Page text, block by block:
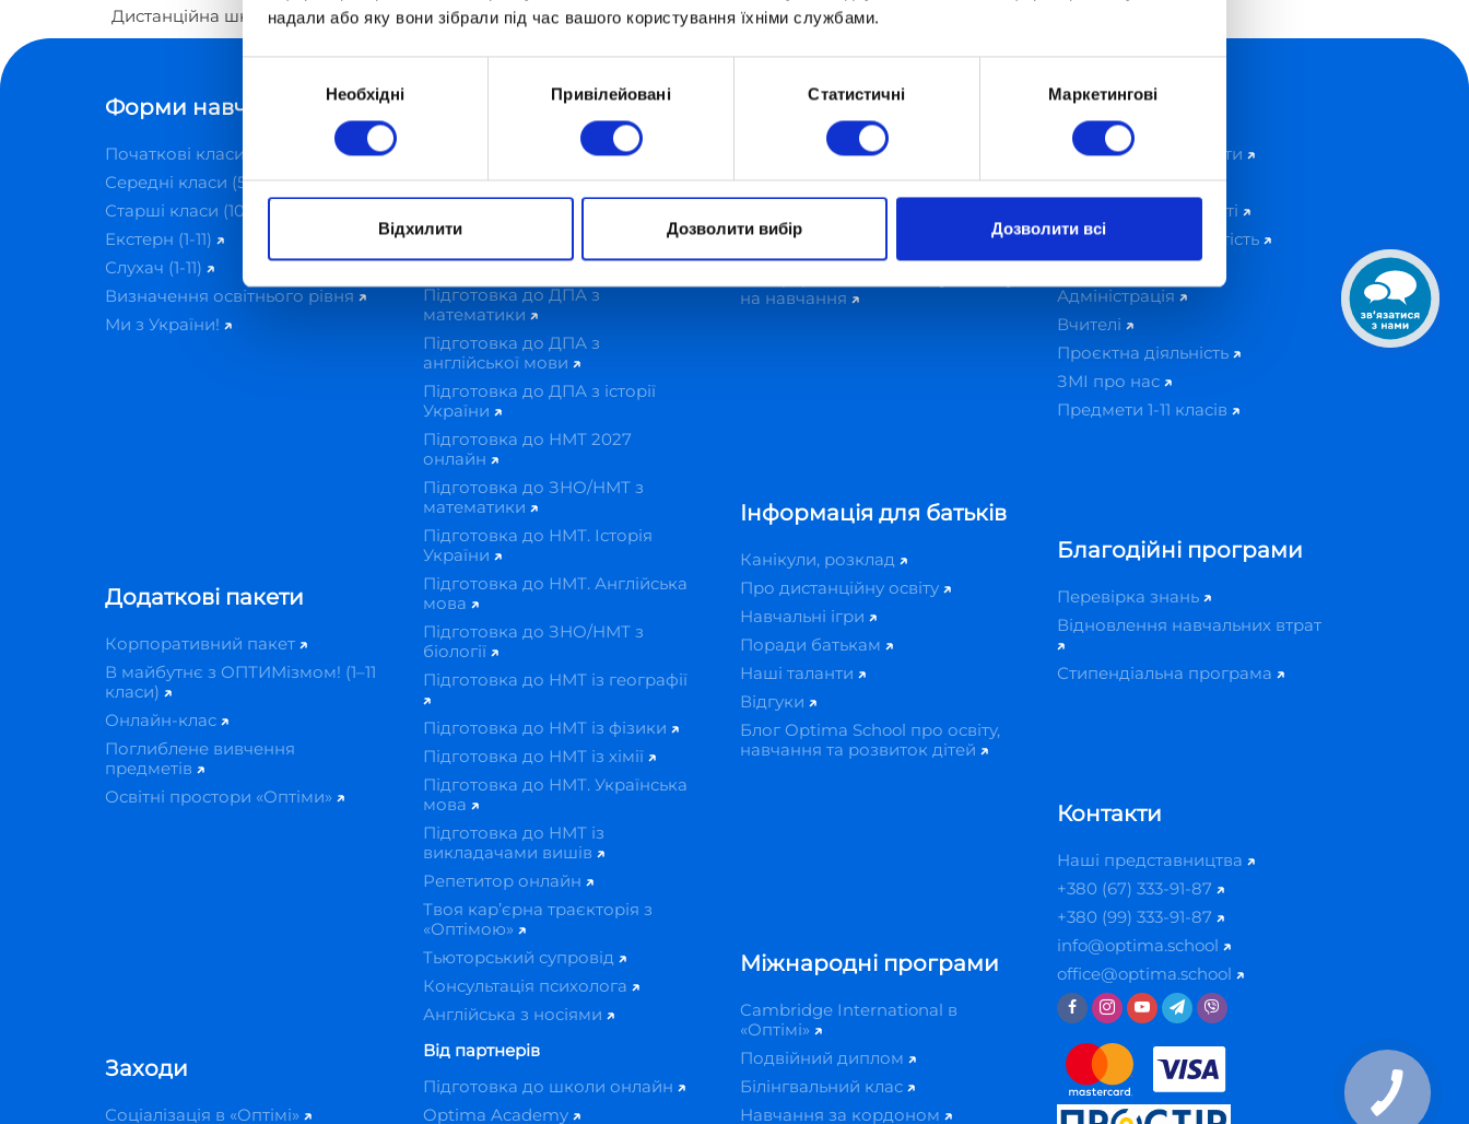
надали або яку вони зібрали під час вашого користування їхніми службами.
Необхідні Привілейовані Статистичні Маркетингові
Відхилити Дозволити вибір Дозволити всі
Дистанційна школа «Оптіма» Вчителі Любов Ігорівна
Форми навчання
Початкові класи (1-4)
Середні класи (5-9)
Старші класи (10-11)
Екстерн (1-11)
Слухач (1-11)
Визначення освітнього рівня
Ми з України!
Додаткові пакети
Корпоративний пакет
В майбутнє з ОПТИМізмом! (1–11
класи)
Онлайн-клас
Поглиблене вивчення
предметів
Освітні простори «Оптіми»
Заходи
Соціалізація в «Оптімі»
Курси й дозвілля
української мови
Підготовка до ДПА з
математики
Підготовка до ДПА з
англійської мови
Підготовка до ДПА з історії
України
Підготовка до НМТ 2027
онлайн
Підготовка до ЗНО/НМТ з
математики
Підготовка до НМТ. Історія
України
Підготовка до НМТ. Англійська
мова
Підготовка до ЗНО/НМТ з
біології
Підготовка до НМТ із географії
Підготовка до НМТ із фізики
Підготовка до НМТ із хімії
Підготовка до НМТ. Українська
мова
Підготовка до НМТ із
викладачами вишів
Репетитор онлайн
Твоя кар’єрна траєкторія з
«Оптімою»
Тьюторський супровід
Консультація психолога
Англійська з носіями
Від партнерів
Підготовка до школи онлайн
Optima Academy
Вартість і оплата
Оплатити навчання онлайн
(iPay)
Оплатити навчання онлайн
на навчання
Інформація для батьків
Канікули, розклад
Про дистанційну освіту
Навчальні ігри
Поради батькам
Наші таланти
Відгуки
Блог Optima School про освіту,
навчання та розвиток дітей
Міжнародні програми
Cambridge International в
«Оптімі»
Подвійний диплом
Білінгвальний клас
Навчання за кордоном
Про школу
Ліцензії та документи
Нормативні акти
Концепція діяльності
Прозорість і відкритість
Освітні програми
Адміністрація
Вчителі
Проєктна діяльність
ЗМІ про нас
Предмети 1-11 класів
Благодійні програми
Перевірка знань
Відновлення навчальних втрат
Стипендіальна програма
Контакти
Наші представництва
+380 (67) 333-91-87
+380 (99) 333-91-87
info@optima.school
office@optima.school